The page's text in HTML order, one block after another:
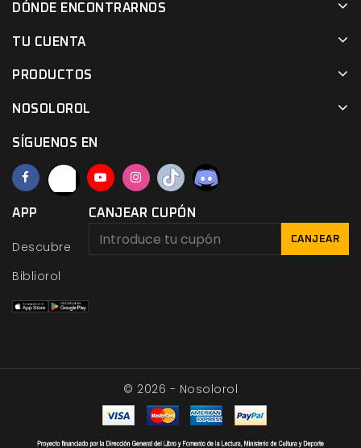
DÓNDE ENCONTRARNOS
TU CUENTA
PRODUCTOS
NOSOLOROL
SÍGUENOS EN
APP
Descubre
Bibliorol
CANJEAR CUPÓN
CANJEAR
© 2026 - Nosolorol